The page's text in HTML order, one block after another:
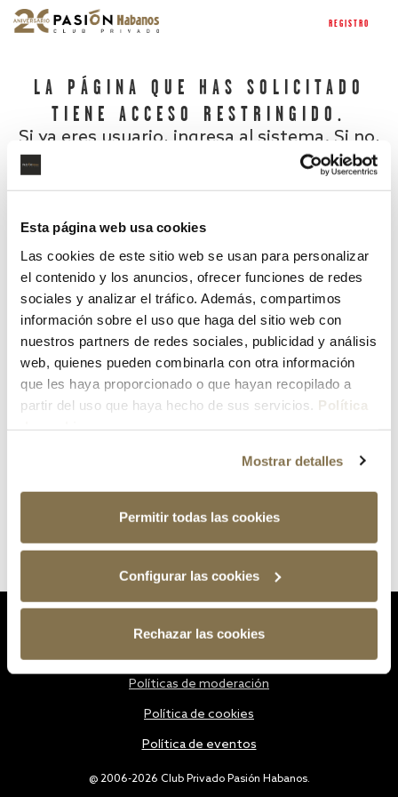
Esta página web usa cookies
Las cookies de este sitio web se usan para personalizar
el contenido y los anuncios, ofrecer funciones de redes
sociales y analizar el tráfico. Además, compartimos
información sobre el uso que haga del sitio web con
nuestros partners de redes sociales, publicidad y análisis
web, quienes pueden combinarla con otra información
que les haya proporcionado o que hayan recopilado a
partir del uso que haya hecho de sus servicios. Política
Mostrar detalles
Permitir todas las cookies
Configurar las cookies
Rechazar las cookies
REGISTRO
LA PÁGINA QUE HAS SOLICITADO
TIENE ACCESO RESTRINGIDO.
Si ya eres usuario, ingresa al sistema. Si no,
¿Has olvidado tu contraseña?
@ 2006-2026 Club Privado Pasión Habanos.
Políticas de moderación
Política de cookies
Política de eventos